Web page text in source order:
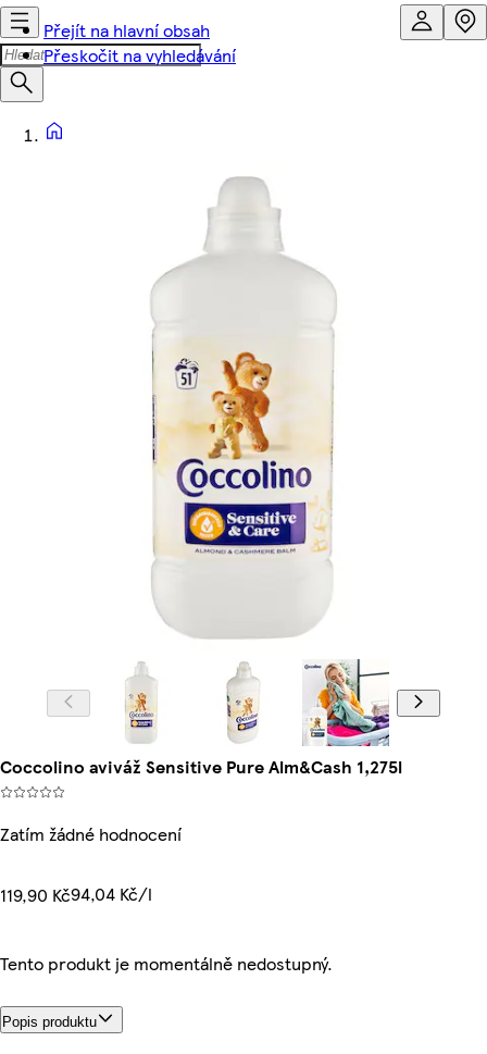
Přejít na hlavní obsah
Přeskočit na vyhledávání
Coccolino aviváž Sensitive Pure Alm&Cash 1,275l
Zatím žádné hodnocení
119,90 Kč94,04 Kč/l
Tento produkt je momentálně nedostupný.
Popis produktu